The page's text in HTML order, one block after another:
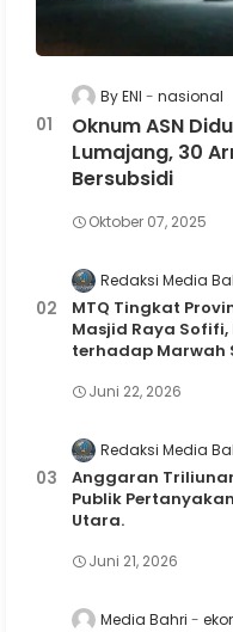
By ENI nasional
Oknum ASN
Lumajang, 30
Bersubsidi
Oktober 07, 2025
Redaksi Media
MTQ Tingkat
Masjid Raya Sofifi,
terhadap Marwah
Juni 22, 2026
Redaksi Media
Anggaran
Publik
Utara.
Juni 21, 2026
Media Bahri